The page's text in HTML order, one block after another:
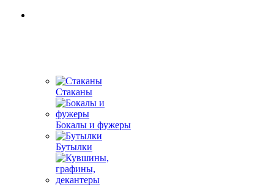
Стаканы
Бокалы и фужеры
Бутылки